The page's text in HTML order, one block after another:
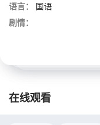
语言：
国语
剧情：
在线观看